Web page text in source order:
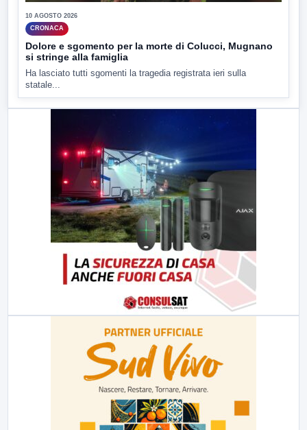
10 AGOSTO 2026
CRONACA
Dolore e sgomento per la morte di Colucci, Mugnano
si stringe alla famiglia
Ha lasciato tutti sgomenti la tragedia registrata ieri sulla
statale...